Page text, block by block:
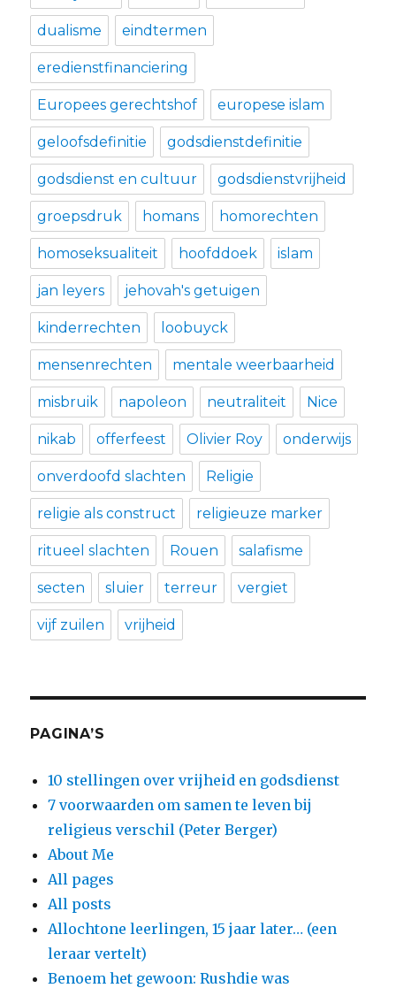
dualisme eindtermen
eredienstfinanciering
Europees gerechtshof europese islam
geloofsdefinitie godsdienstdefinitie
godsdienst en cultuur godsdienstvrijheid
groepsdruk homans homorechten
homoseksualiteit hoofddoek islam
jan leyers jehovah's getuigen
kinderrechten loobuyck
mensenrechten mentale weerbaarheid
misbruik napoleon neutraliteit Nice
nikab offerfeest Olivier Roy onderwijs
onverdoofd slachten Religie
religie als construct religieuze marker
ritueel slachten Rouen salafisme
secten sluier terreur vergiet
vijf zuilen vrijheid
PAGINA’S
10 stellingen over vrijheid en godsdienst
7 voorwaarden om samen te leven bij
religieus verschil (Peter Berger)
About Me
All pages
All posts
Allochtone leerlingen, 15 jaar later… (een
leraar vertelt)
Benoem het gewoon: Rushdie was